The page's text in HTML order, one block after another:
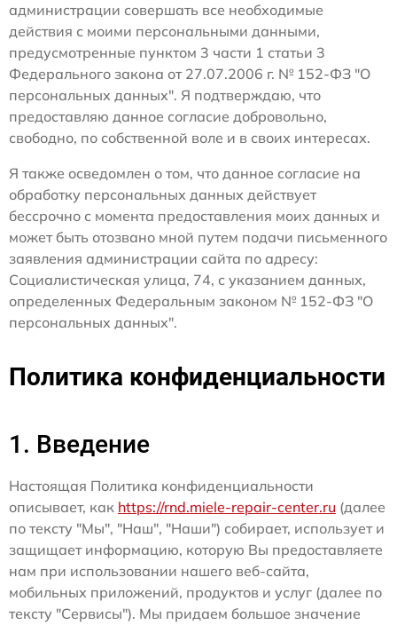
администрации совершать все необходимые
действия с моими персональными данными,
предусмотренные пунктом 3 части 1 статьи 3
Федерального закона от 27.07.2006 г. № 152-ФЗ "О
персональных данных". Я подтверждаю, что
предоставляю данное согласие добровольно,
свободно, по собственной воле и в своих интересах.
Я также осведомлен о том, что данное согласие на
обработку персональных данных действует
бессрочно с момента предоставления моих данных и
может быть отозвано мной путем подачи письменного
заявления администрации сайта по адресу:
Социалистическая улица, 74, с указанием данных,
определенных Федеральным законом № 152-ФЗ "О
персональных данных".
Политика конфиденциальности
1. Введение
Настоящая Политика конфиденциальности
описывает, как https://rnd.miele-repair-center.ru (далее
по тексту "Мы", "Наш", "Наши") собирает, использует и
защищает информацию, которую Вы предоставляете
нам при использовании нашего веб-сайта,
мобильных приложений, продуктов и услуг (далее по
тексту "Сервисы"). Мы придаем большое значение